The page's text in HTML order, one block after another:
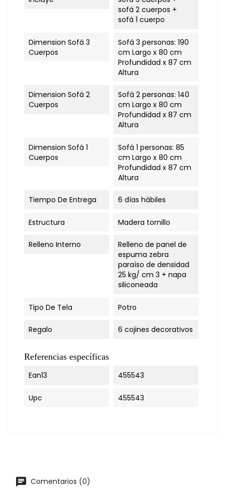
sofá 2 cuerpos +
sofá 1 cuerpo
Dimension Sofá 3
Cuerpos
Sofá 3 personas: 190
cm Largo x 80 cm
Profundidad x 87 cm
Altura
Dimension Sofá 2
Cuerpos
Sofá 2 personas: 140
cm Largo x 80 cm
Profundidad x 87 cm
Altura
Dimension Sofá 1
Cuerpos
Sofá 1 personas: 85
cm Largo x 80 cm
Profundidad x 87 cm
Altura
Tiempo De Entrega 6 días hábiles
Estructura Madera tornillo
Relleno Interno
Relleno de panel de
espuma zebra
paraíso de densidad
25 kg/ cm 3 + napa
siliconeada
Tipo De Tela Potro
Regalo 6 cojines decorativos
Referencias específicas
Ean13
455543
Upc 455543
chat Comentarios (0)